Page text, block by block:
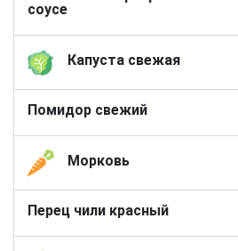
соусе
Капуста свежая
Помидор свежий
Морковь
Перец чили красный